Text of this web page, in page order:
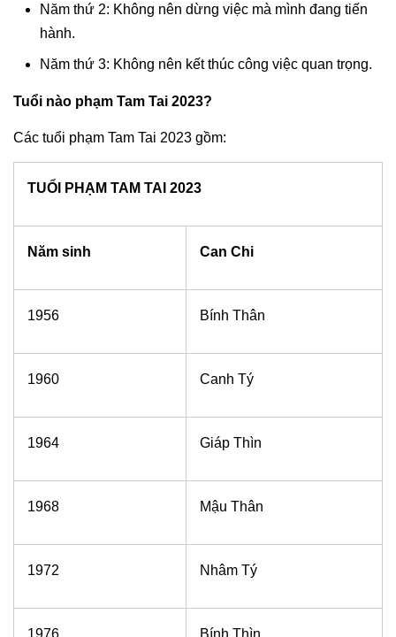
Năm thứ 2: Không nên dừng việc mà mình đang tiến
hành.
Năm thứ 3: Không nên kết thúc công việc quan trọng.
Tuổi nào phạm Tam Tai 2023?
Các tuổi phạm Tam Tai 2023 gồm:
TUỔI PHẠM TAM TAI 2023
Năm sinh Can Chi
1956 Bính Thân
1960 Canh Tý
1964 Giáp Thìn
1968 Mậu Thân
1972 Nhâm Tý
1976 Bính Thìn